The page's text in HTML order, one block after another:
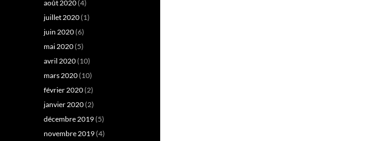
août 2020(4)
juillet 2020(1)
juin 2020(6)
mai 2020(5)
avril 2020(10)
mars 2020(10)
février 2020(2)
janvier 2020(2)
décembre 2019(5)
novembre 2019(4)